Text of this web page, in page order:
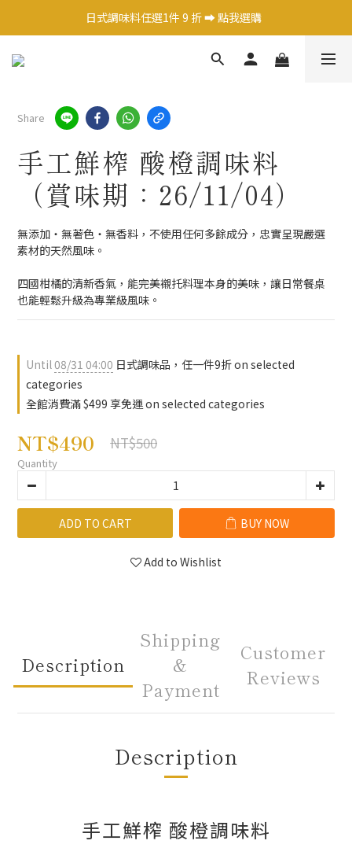
日式調味料任選1件 9 折 ➡️ 點我選購
日式調味料任選1件 9 折 ➡️ 點我選購
茶飲X咖啡 2件9折 ➡️ 點我選購
日式調味料任選1件 9 折 ➡️ 點我選購
Share
手工鮮榨 酸橙調味料
（賞味期：26/11/04）
無添加・無著色・無香料，不使用任何多餘成分，忠實呈現嚴選
素材的天然風味。
四國柑橘的清新香氣，能完美襯托料理本身的美味，讓日常餐桌
也能輕鬆升級為專業級風味。
Until08/31 04:00 日式調味品，任一件9折 on selected
categories
全館消費滿 $499 享免運 on selected categories
NT$490 NT$500
Quantity
ADD TO CART BUY NOW
Add to Wishlist
Description
Shipping
&
Payment
Customer
Reviews
Description
手工鮮榨 酸橙調味料